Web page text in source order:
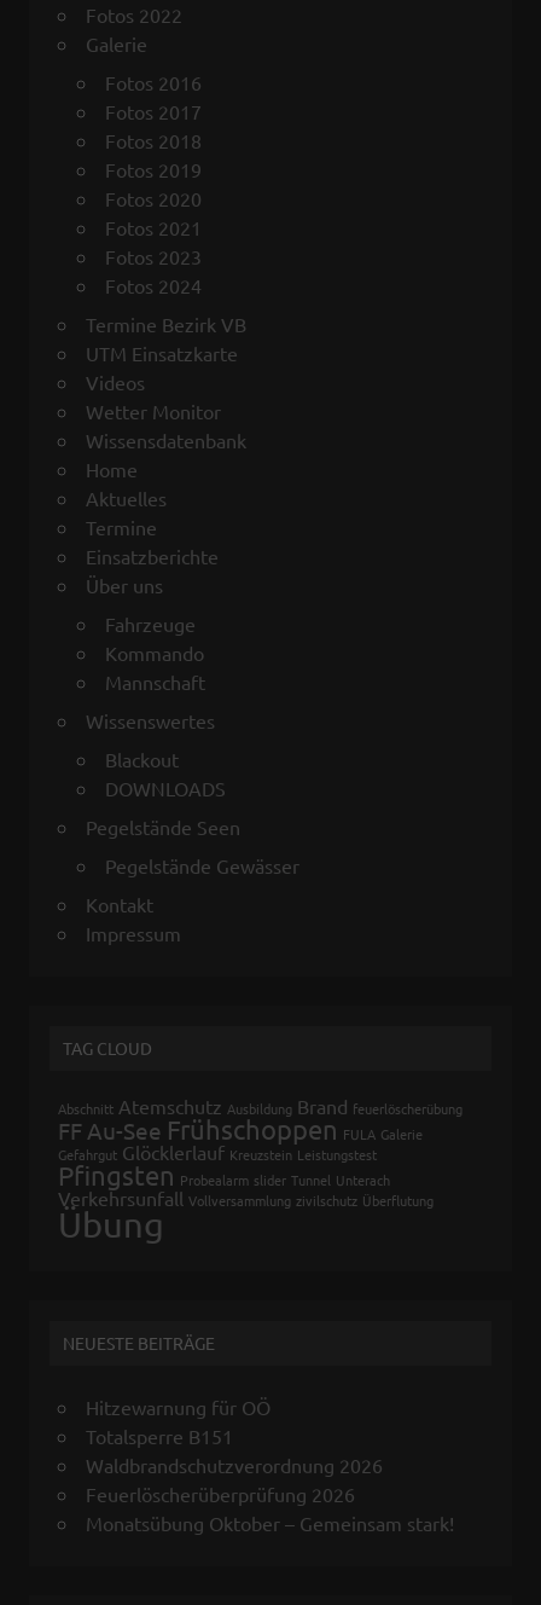
Fotos 2022
Galerie
Fotos 2016
Fotos 2017
Fotos 2018
Fotos 2019
Fotos 2020
Fotos 2021
Fotos 2023
Fotos 2024
Termine Bezirk VB
UTM Einsatzkarte
Videos
Wetter Monitor
Wissensdatenbank
Home
Aktuelles
Termine
Einsatzberichte
Über uns
Fahrzeuge
Kommando
Mannschaft
Wissenswertes
Blackout
DOWNLOADS
Pegelstände Seen
Pegelstände Gewässer
Kontakt
Impressum
TAG CLOUD
Abschnitt Atemschutz Ausbildung Brand feuerlöscherübung
FF Au-See Frühschoppen FULA Galerie
Gefahrgut Glöcklerlauf Kreuzstein Leistungstest
Pfingsten Probealarm slider Tunnel Unterach
Verkehrsunfall Vollversammlung zivilschutz Überflutung
Übung
NEUESTE BEITRÄGE
Hitzewarnung für OÖ
Totalsperre B151
Waldbrandschutzverordnung 2026
Feuerlöscherüberprüfung 2026
Monatsübung Oktober – Gemeinsam stark!